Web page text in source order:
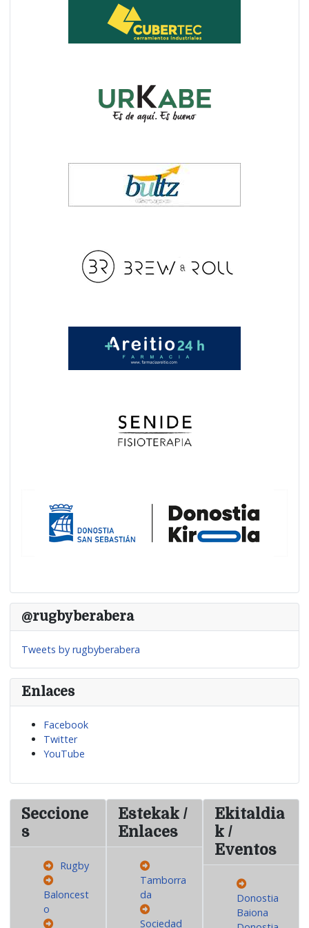
@rugbyberabera
Tweets by rugbyberabera
Enlaces
Facebook
Twitter
YouTube
Seccione
s
Rugby
Baloncest
o
Estekak /
Enlaces
Tamborra
da
Sociedad
Ekitaldia
k /
Eventos
Donostia
Baiona